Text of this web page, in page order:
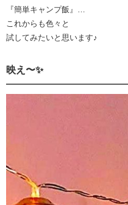
『簡単キャンプ飯』…
これからも色々と
試してみたいと思います♪
映え〜✨